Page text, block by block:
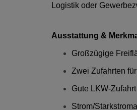
Logistik oder
Ausstattung &
Großzügige
Zwei Zufahrten
Gute LKW-
Strom/